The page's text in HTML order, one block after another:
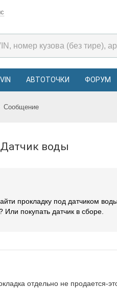
АВТОТОЧКИ ФОРУМ
Сообщение
Датчик воды
прокладку под датчиком
Или покупать датчик в сборе.
отдельно не